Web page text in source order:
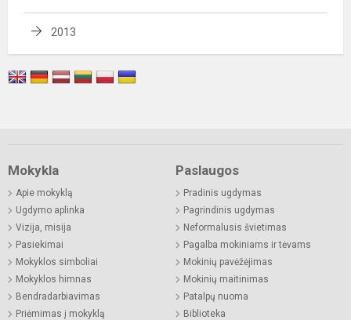
2013
Mokykla
Apie mokyklą
Ugdymo aplinka
Vizija, misija
Pasiekimai
Mokyklos simboliai
Mokyklos himnas
Bendradarbiavimas
Priėmimas į mokyklą
Paslaugos
Pradinis ugdymas
Pagrindinis ugdymas
Neformalusis švietimas
Pagalba mokiniams ir tėvams
Mokinių pavėžėjimas
Mokinių maitinimas
Patalpų nuoma
Biblioteka